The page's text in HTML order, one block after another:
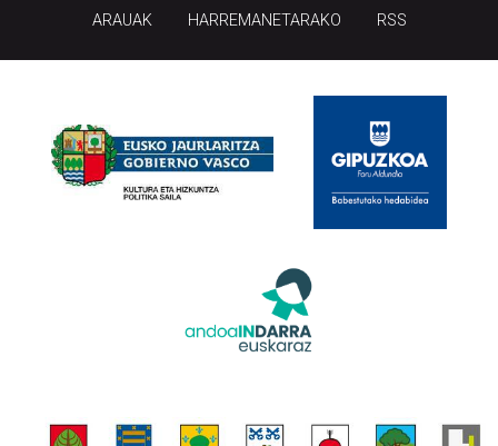
ARAUAK HARREMANETARAKO RSS